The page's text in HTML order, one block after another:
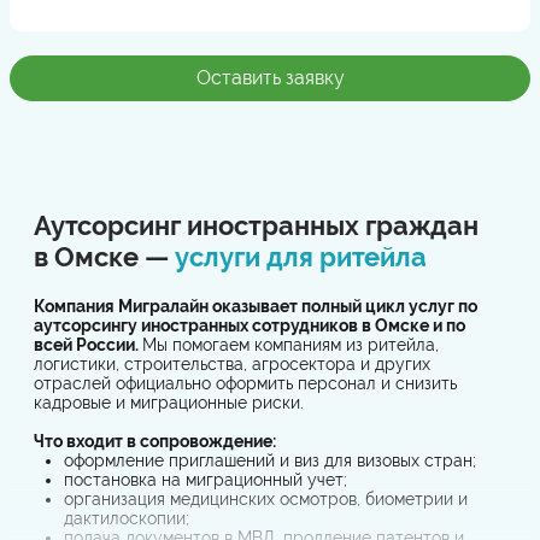
Оставить заявку
Аутсорсинг иностранных граждан
в Омске —услуги для ритейла
Компания Мигралайн оказывает полный цикл услуг по
аутсорсингу иностранных сотрудников в Омске и по
всей России. Мы помогаем компаниям из ритейла,
логистики, строительства, агросектора и других
отраслей официально оформить персонал и снизить
кадровые и миграционные риски.
Что входит в сопровождение:
оформление приглашений и виз для визовых стран;
постановка на миграционный учет;
организация медицинских осмотров, биометрии и
дактилоскопии;